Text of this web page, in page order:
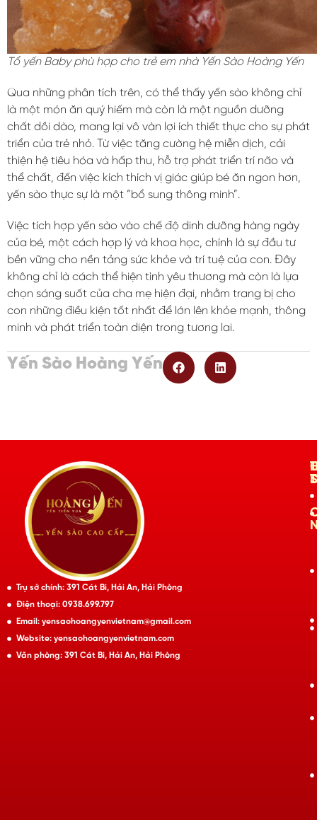
Tổ yến Baby phù hợp cho trẻ em nhà Yến Sào Hoàng Yến
Qua những phân tích trên, có thể thấy yến sào không chỉ
là một món ăn quý hiếm mà còn là một nguồn dưỡng
chất dồi dào, mang lại vô vàn lợi ích thiết thực cho sự phát
triển của trẻ nhỏ. Từ việc tăng cường hệ miễn dịch, cải
thiện hệ tiêu hóa và hấp thu, hỗ trợ phát triển trí não và
thể chất, đến việc kích thích vị giác giúp bé ăn ngon hơn,
yến sào thực sự là một “bổ sung thông minh”.
Việc tích hợp yến sào vào chế độ dinh dưỡng hàng ngày
của bé, một cách hợp lý và khoa học, chính là sự đầu tư
bền vững cho nền tảng sức khỏe và trí tuệ của con. Đây
không chỉ là cách thể hiện tình yêu thương mà còn là lựa
chọn sáng suốt của cha mẹ hiện đại, nhằm trang bị cho
con những điều kiện tốt nhất để lớn lên khỏe mạnh, thông
minh và phát triển toàn diện trong tương lai.
Yến Sào Hoàng Yến
Trụ sở chính: 391 Cát Bi, Hải An, Hải Phòng
Điện thoại: 0938.699.797
Email: yensaohoangyenvietnam@gmail.com
Website: yensaohoangyenvietnam.com
Văn phòng: 391 Cát Bi, Hải An, Hải Phòng